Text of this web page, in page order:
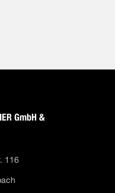
GmbH &
116